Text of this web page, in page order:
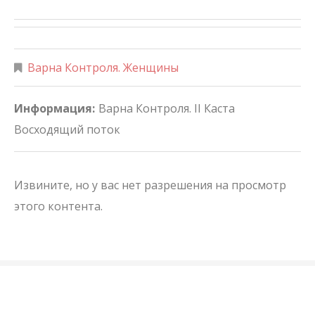
Варна Контроля. Женщины
Информация: Варна Контроля. II Каста
Восходящий поток
Извините, но у вас нет разрешения на просмотр
этого контента.